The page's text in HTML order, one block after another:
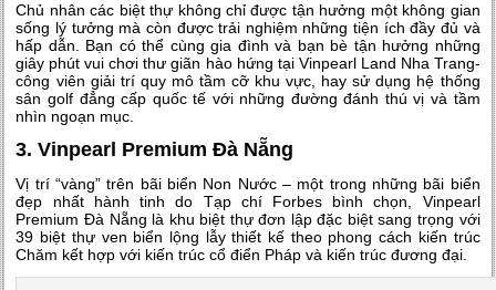
Chủ nhân các biệt thự không chỉ được tận hưởng một không gian
sống lý tưởng mà còn được trải nghiệm những tiện ích đầy đủ và
hấp dẫn. Bạn có thể cùng gia đình và bạn bè tận hưởng những
giây phút vui chơi thư giãn hào hứng tại Vinpearl Land Nha Trang-
công viên giải trí quy mô tầm cỡ khu vực, hay sử dụng hệ thống
sân golf đẳng cấp quốc tế với những đường đánh thú vị và tầm
nhìn ngoạn mục.
3. Vinpearl Premium Đà Nẵng
Vị trí “vàng” trên bãi biển Non Nước – một trong những bãi biển
đẹp nhất hành tinh do Tạp chí Forbes bình chọn, Vinpearl
Premium Đà Nẵng là khu biệt thự đơn lập đặc biệt sang trọng với
39 biệt thự ven biển lộng lẫy thiết kế theo phong cách kiến trúc
Chăm kết hợp với kiến trúc cổ điển Pháp và kiến trúc đương đại.